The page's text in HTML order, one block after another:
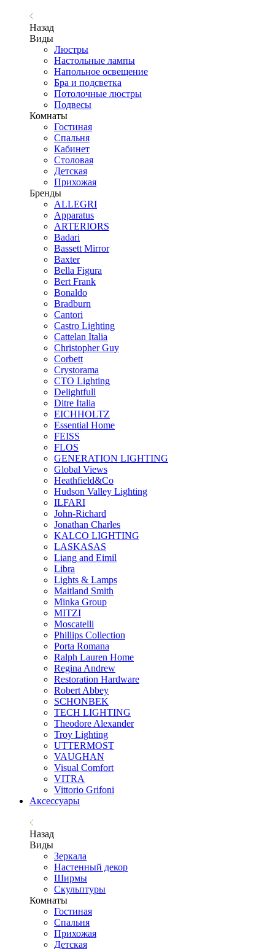
Назад
Виды
Люстры
Настольные лампы
Напольное освещение
Бра и подсветка
Потолочные люстры
Подвесы
Комнаты
Гостиная
Спальня
Кабинет
Столовая
Детская
Прихожая
Бренды
ALLEGRI
Apparatus
ARTERIORS
Badari
Bassett Mirror
Baxter
Bella Figura
Bert Frank
Bonaldo
Bradburn
Cantori
Castro Lighting
Cattelan Italia
Christopher Guy
Corbett
Crystorama
CTO Lighting
Delightfull
Ditre Italia
EICHHOLTZ
Essential Home
FEISS
FLOS
GENERATION LIGHTING
Global Views
Heathfield&Co
Hudson Valley Lighting
ILFARI
John-Richard
Jonathan Charles
KALCO LIGHTING
LASKASAS
Liang and Eimil
Libra
Lights & Lamps
Maitland Smith
Minka Group
MITZI
Moscatelli
Phillips Collection
Porta Romana
Ralph Lauren Home
Regina Andrew
Restoration Hardware
Robert Abbey
SCHONBEK
TECH LIGHTING
Theodore Alexander
Troy Lighting
UTTERMOST
VAUGHAN
Visual Comfort
VITRA
Vittorio Grifoni
Аксессуары
Назад
Виды
Зеркала
Настенный декор
Ширмы
Скульптуры
Комнаты
Гостиная
Спальня
Прихожая
Детская